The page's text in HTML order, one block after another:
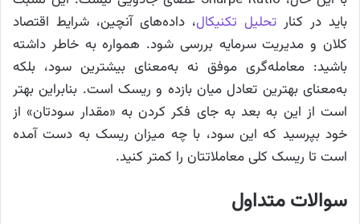
باید در کنار تحلیل تکنیکال، داده‌های آنچین، شرایط اقتصاد
کلان و مدیریت سرمایه بررسی شود. همواره به خاطر داشته
باشید: معامله‌گری موفق نه به‌معنای بیشترین سود، بلکه
به‌معنای بهترین تعادل میان بازده و ریسک است. بنابراین بهتر
است از این به بعد به جای فکر کردن به «مقدار سودتان» از
خود بپرسید که این سود، با چه میزان ریسک به دست آمده
است تا ریسک کلی معاملاتتان را کمتر کنید.
سوالات متداول